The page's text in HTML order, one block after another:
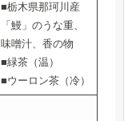
■栃木県那珂川産
「鰻」のうな重、
味噌汁、香の物
■緑茶（温）
■ウーロン茶（冷）